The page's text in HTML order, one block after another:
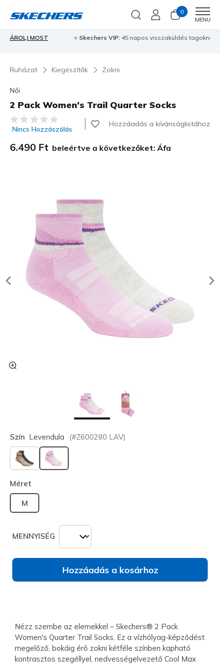
0
MENU
⭐Skechers VIP: 45 napos visszaküldés tagoknakCsatlakozz most⭐
Ruházat Kiegészítők Zokni
Női
2 Pack Women's Trail Quarter Socks
5 az 5-ből ügyfélértékelés
Nincs Hozzászólás
Hozzáadás a kívánságlistához
6.490 Ft beleértve a következőket: Áfa
Szín Levendula (#Z600280 LAV)
kiválasztva
Méret
M
MENNYISÉG
Hozzáadás a kosárhoz
Nézz szembe az elemekkel – Skechers® 2 Pack
Women's Quarter Trail Socks. Ez a vízhólyag-képződést
megelőző, bokáig érő zokni kétféle színben kapható
kontrasztos szegéllyel, nedvességelvezető Cool Max